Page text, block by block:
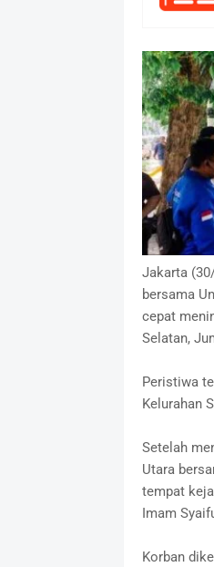
Jakarta
bersama
cepat
Selatan,
Peristiwa
Kelurahan
Setelah
Utara
tempat
Imam
Korban